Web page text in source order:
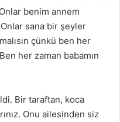
benim annem
sana bir şeyler
çünkü ben her
her zaman babamın
Bir taraftan, koca
Onu ailesinden siz